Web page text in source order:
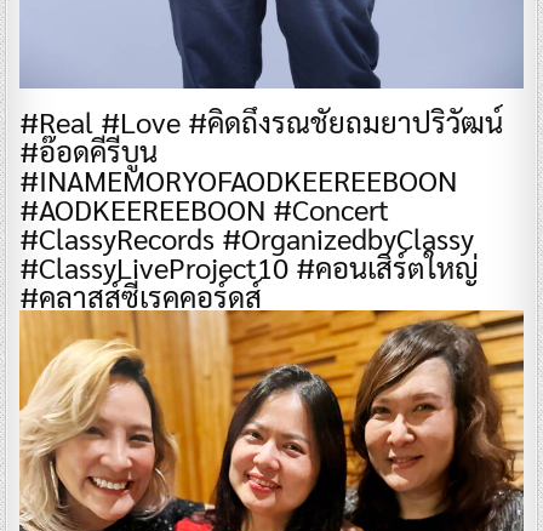
#Real #Love #คิดถึงรณชัยถมยาปริวัฒน์
#อ๊อดคีรีบูน
#INAMEMORYOFAODKEEREEBOON
#AODKEEREEBOON #Concert
#ClassyRecords #OrganizedbyClassy
#ClassyLiveProject10 #คอนเสิร์ตใหญ่
#คลาสส์ซี่เรคคอร์ดส์